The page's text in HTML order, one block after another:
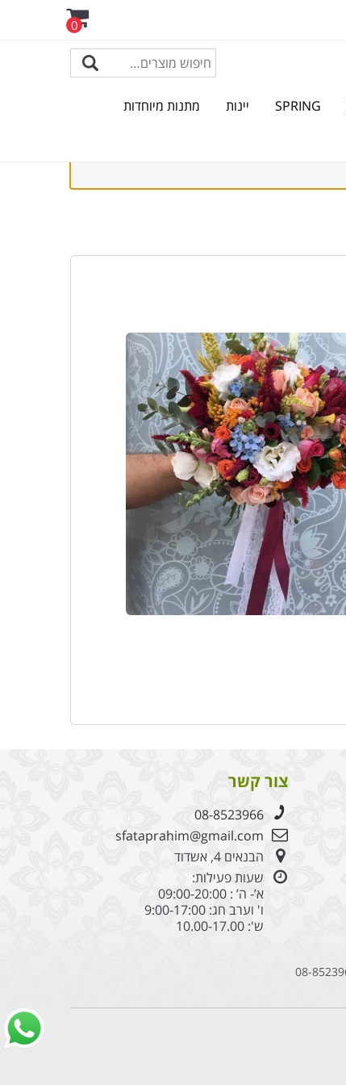
0
SPRING יינות מתנות מיוחדות
צור קשר
08-8523966
sfataprahim@gmail.com
הבנאים 4, אשדוד
שעות פעילות:
א’- ה’ : 09:00-20:00
ו' וערב חג: 9:00-17:00
ש': 10.00-17.00